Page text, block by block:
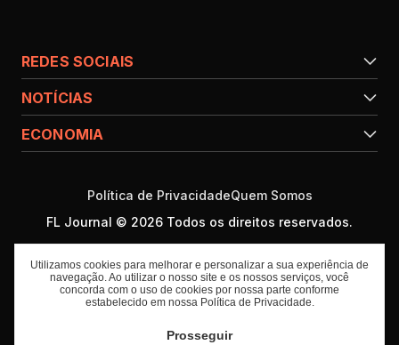
REDES SOCIAIS
NOTÍCIAS
ECONOMIA
FL Journal © 2026 Todos os direitos reservados.
Política de PrivacidadeQuem Somos
Utilizamos cookies para melhorar e personalizar a sua experiência de
navegação. Ao utilizar o nosso site e os nossos serviços, você
concorda com o uso de cookies por nossa parte conforme
estabelecido em nossa Política de Privacidade.
Prosseguir